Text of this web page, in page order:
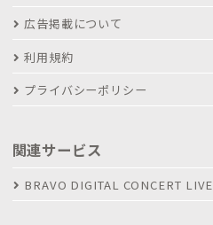
広告掲載について
利用規約
プライバシーポリシー
関連サービス
BRAVO DIGITAL CONCERT LIVE